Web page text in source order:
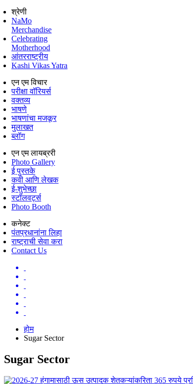
श्रेणी
NaMo
Merchandise
Celebrating
Motherhood
आंतरराष्ट्रीय
Kashi Vikas Yatra
एन एम विचार
परीक्षा वॉरियर्स
वक्तव्य
भाषणे
भाषणांचा मजकूर
मुलाखत
ब्लॉग
एन एम लायब्ररी
Photo Gallery
ई पुस्तके
कवी आणि लेखक
ई-शुभेच्छा
स्टॉलवर्ट्स
Photo Booth
कनेक्ट
पंतप्रधानांना लिहा
राष्ट्राची सेवा करा
Contact Us
होम
Sugar Sector
Sugar Sector